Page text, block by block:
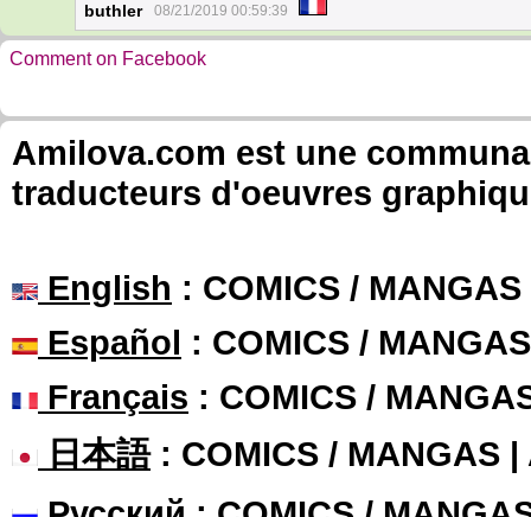
buthler 08/21/2019 00:59:39
Comment on Facebook
Amilova.com est une
traducteurs d'oeuvres
English : COMICS /
Español : COMICS /
Français : COMICS /
日本語: COMICS / MANGAS |